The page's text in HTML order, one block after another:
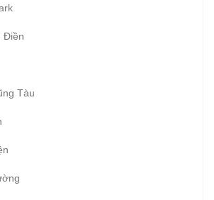
Điền
Tàu